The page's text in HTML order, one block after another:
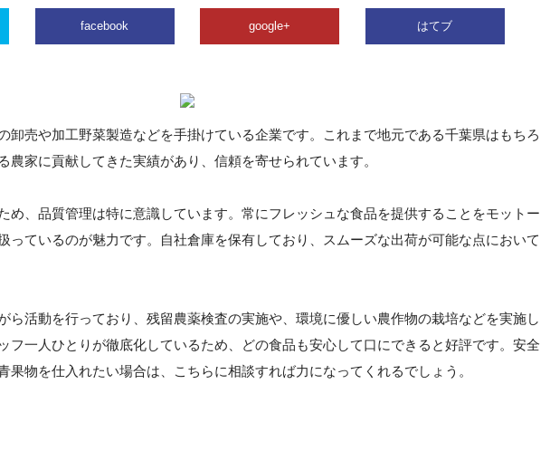
facebook google+ はてブ
卸売や加工野菜製造などを手掛けている企業です。これまで地元である千葉県はもちろ
農家に貢献してきた実績があり、信頼を寄せられています。
め、品質管理は特に意識しています。常にフレッシュな食品を提供することをモットー
っているのが魅力です。自社倉庫を保有しており、スムーズな出荷が可能な点において
ら活動を行っており、残留農薬検査の実施や、環境に優しい農作物の栽培などを実施し
フ一人ひとりが徹底化しているため、どの食品も安心して口にできると好評です。安全
果物を仕入れたい場合は、こちらに相談すれば力になってくれるでしょう。